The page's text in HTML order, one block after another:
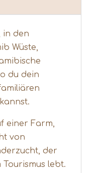
in den
Wüste,
du dein
einer Farm,
von
der
Tourismus lebt.